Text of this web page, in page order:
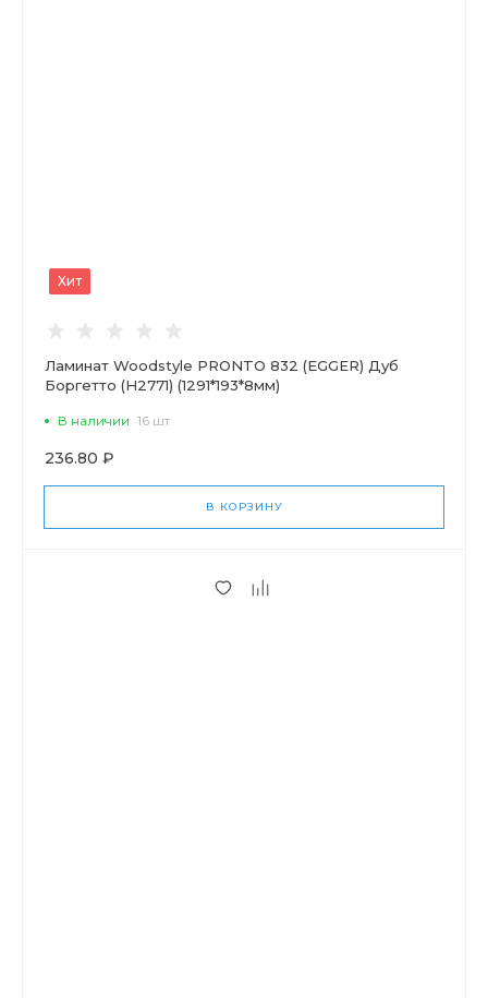
Хит
Ламинат Woodstyle PRONTO 832 (EGGER) Дуб
Боргетто (Н2771) (1291*193*8мм)
В наличии 16 шт
236.80 ₽
В КОРЗИНУ